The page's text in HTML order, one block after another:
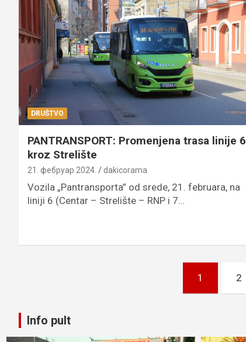
DRUŠTVO
PANTRANSPORT: Promenjena trasa linije 6
kroz Strelište
21. фебруар 2024. dakicorama
Vozila „Pantransporta” od srede, 21. februara, na
liniji 6 (Centar – Strelište – RNP i 7…
1 2
Info pult